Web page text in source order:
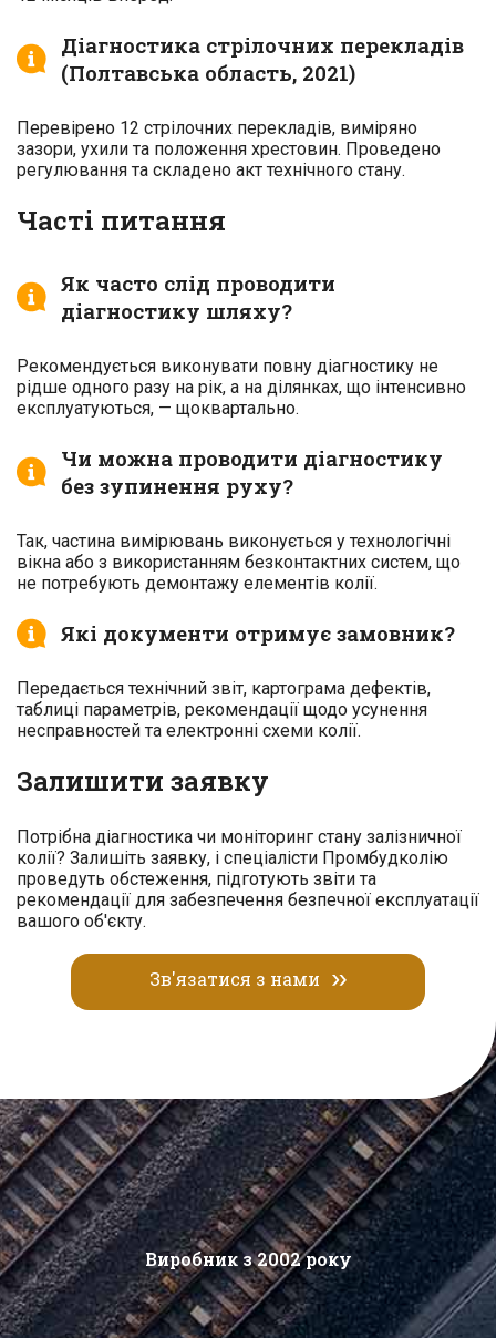
Діагностика стрілочних перекладів
(Полтавська область, 2021)
Перевірено 12 стрілочних перекладів, виміряно
зазори, ухили та положення хрестовин. Проведено
регулювання та складено акт технічного стану.
Часті питання
Як часто слід проводити
діагностику шляху?
Рекомендується виконувати повну діагностику не
рідше одного разу на рік, а на ділянках, що інтенсивно
експлуатуються, — щоквартально.
Чи можна проводити діагностику
без зупинення руху?
Так, частина вимірювань виконується у технологічні
вікна або з використанням безконтактних систем, що
не потребують демонтажу елементів колії.
Які документи отримує замовник?
Передається технічний звіт, картограма дефектів,
таблиці параметрів, рекомендації щодо усунення
несправностей та електронні схеми колії.
Залишити заявку
Потрібна діагностика чи моніторинг стану залізничної
колії? Залишіть заявку, і спеціалісти Промбудколію
проведуть обстеження, підготують звіти та
рекомендації для забезпечення безпечної експлуатації
вашого об'єкту.
Зв'язатися з нами
Виробник з 2002 року